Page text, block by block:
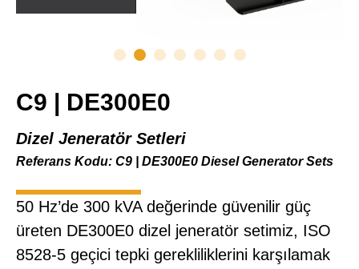
C9 | DE300E0
Dizel Jeneratör Setleri
Referans Kodu: C9 | DE300E0 Diesel Generator Sets
50 Hz’de 300 kVA değerinde güvenilir güç
üreten DE300E0 dizel jeneratör setimiz, ISO
8528-5 geçici tepki gerekliliklerini karşılamak